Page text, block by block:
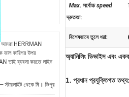
আমরা HERRMAN
ভাল কারিগর উপর
তাই ব্যবসা করতে লাইন
স্টারলাইট থেকে মি। ভিপুর
Max. সর্বোচ্চ speed
দ্রুততা:
বিশেষভাবে তুলে ধরা:
অ্যানিলিং ডিভাইস এবং
1. প্রধান প্রযুক্তিগত তথ্য: